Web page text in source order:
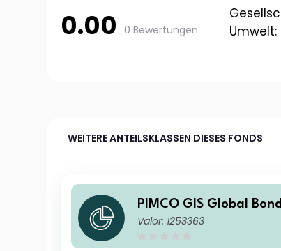
0.00 0 Bewertungen
Umwelt:
WEITERE ANTEILSKLASSEN DIESES FONDS
PIMCO GIS Global
d Administrative USD
Valor: 1253363